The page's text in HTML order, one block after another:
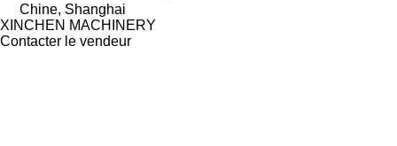
Chine, Shanghai
XINCHEN MACHINERY
Contacter le vendeur